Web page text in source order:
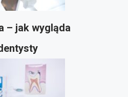
– jak wygląda